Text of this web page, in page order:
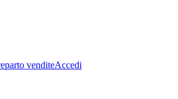
venditeAccedi